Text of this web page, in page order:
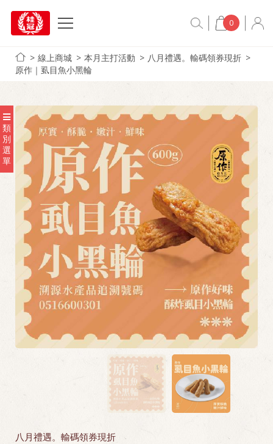
0
線上商城 本月主打活動
八月禮遇。輸碼領券現折
原作｜虱目魚小黑輪
類
別
選
單
八月禮遇。輸碼領券現折